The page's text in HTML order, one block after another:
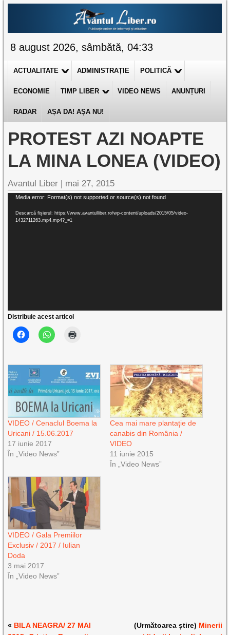
8 august 2026, sâmbătă, 04:33
ACTUALITATE ADMINISTRAȚIE POLITICĂ
ECONOMIE TIMP LIBER VIDEO NEWS ANUNȚURI
RADAR AȘA DA! AȘA NU!
PROTEST AZI NOAPTE
LA MINA LONEA (VIDEO)
Avantul Liber | mai 27, 2015
Player
video
Media error: Format(s) not supported or source(s) not found
Descarcă fișierul: https://www.avantulliber.ro/wp-content/uploads/2015/05/video-
1432711263.mp4.mp4?_=1
Distribuie acest articol
VIDEO / Cenaclul Boema la
Uricani / 15.06.2017
17 iunie 2017
În „Video News”
Cea mai mare plantaţie de
canabis din România /
VIDEO
11 iunie 2015
În „Video News”
VIDEO / Gala Premiilor
Exclusiv / 2017 / Iulian
Doda
3 mai 2017
În „Video News”
« BILA NEAGRA/ 27 MAI
(Următoarea știre) Minerii